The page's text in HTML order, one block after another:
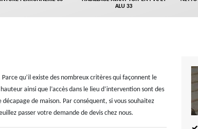
ALU 33
qu’il existe des nombreux critères qui façonnent le
ainsi que l’accès dans le lieu d’intervention sont des
de maison. Par conséquent, si vous souhaitez
passer votre demande de devis chez nous.